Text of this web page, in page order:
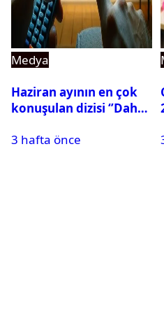
Medya
Haziran ayının en çok
konuşulan dizisi ‘’Daha
3 hafta önce